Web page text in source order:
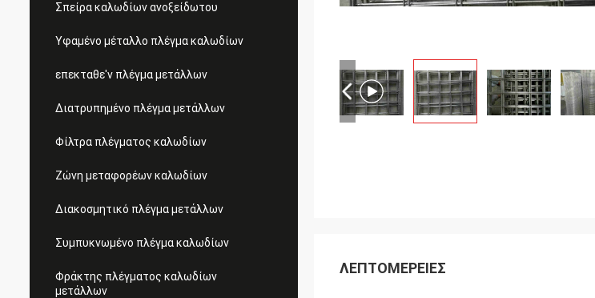
Σπείρα καλωδίων ανοξείδωτου
Υφαμένο μέταλλο πλέγμα καλωδίων
επεκταθε'ν πλέγμα μετάλλων
Διατρυπημένο πλέγμα μετάλλων
Φίλτρα πλέγματος καλωδίων
Ζώνη μεταφορέων καλωδίων
Διακοσμητικό πλέγμα μετάλλων
Συμπυκνωμένο πλέγμα καλωδίων
Φράκτης πλέγματος καλωδίων
μετάλλων
ΛΕΠΤΟΜΈΡΕΙΕΣ